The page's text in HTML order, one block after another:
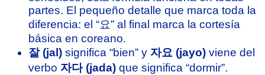
partes. El pequeño detalle que marca toda la
diferencia: el “요” al final marca la cortesía
básica en coreano.
잘 (jal) significa “bien” y 자요 (jayo) viene del
verbo 자다 (jada) que significa “dormir”.